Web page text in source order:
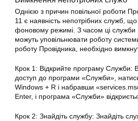
Однією з причин повільної роботи
11 є наявність непотрібних служб,
фоновому режимі. З часом ці служби
можуть уповільнювати роботу
роботу Провідника, необхідно
Крок 1: Відкрийте програму Служби:
доступ до програми «Служби»,
Windows + R і набравши
Enter, і програма «Служби»
Крок 2: Знайдіть службу: Знайдіть